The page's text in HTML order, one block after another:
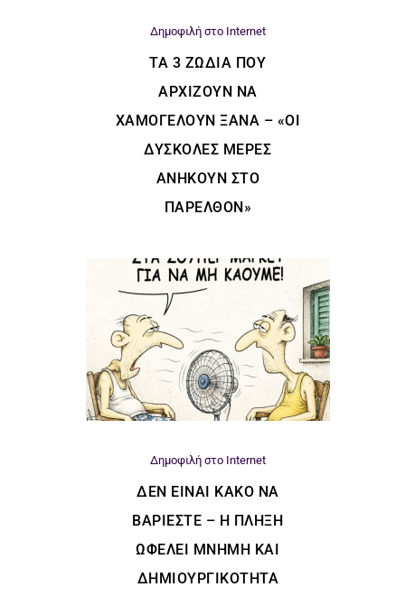
Δημοφιλή στο Internet
ΤΑ 3 ΖΏΔΙΑ ΠΟΥ
ΑΡΧΊΖΟΥΝ ΝΑ
ΧΑΜΟΓΕΛΟΎΝ ΞΑΝΆ – «ΟΙ
ΔΎΣΚΟΛΕΣ ΜΈΡΕΣ
ΑΝΉΚΟΥΝ ΣΤΟ
ΠΑΡΕΛΘΌΝ»
Δημοφιλή στο Internet
ΔΕΝ ΕΊΝΑΙ ΚΑΚΌ ΝΑ
ΒΑΡΙΈΣΤΕ – Η ΠΛΉΞΗ
ΩΦΕΛΕΊ ΜΝΉΜΗ ΚΑΙ
ΔΗΜΙΟΥΡΓΙΚΌΤΗΤΑ